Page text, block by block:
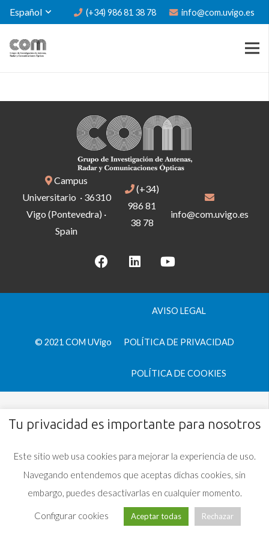
Español (+34) 986 81 38 78 info@com.uvigo.es
Campus
Universitario · 36310
Vigo (Pontevedra) ·
Spain
(+34)
986 81
38 78
info@com.uvigo.es
© 2021 COM UVigo
AVISO LEGAL
POLÍTICA DE PRIVACIDAD
POLÍTICA DE COOKIES
Tu privacidad es importante para nosotros
Este sitio web usa cookies para mejorar la experiencia de uso.
Navegando entendemos que aceptas dichas cookies, sin
embargo, puedes desactivarlas en cualquier momento.
Configurar cookies Aceptar todas Rechazar